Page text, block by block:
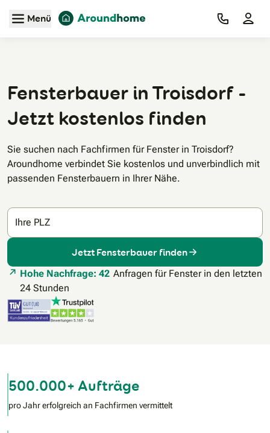
Zum Hauptinhalt
Menü
Fensterbauer in Troisdorf -
Jetzt kostenlos finden
Sie suchen nach Fachfirmen für Fenster in Troisdorf?
Aroundhome verbindet Sie kostenlos und unverbindlich mit
passenden Fensterbauern in Ihrer Nähe.
Ihre PLZ
Jetzt Fensterbauer finden
Hohe Nachfrage: 42 Anfragen für Fenster in den letzten
24 Stunden
500.000+ Aufträge
pro Jahr erfolgreich an Fachfirmen vermittelt